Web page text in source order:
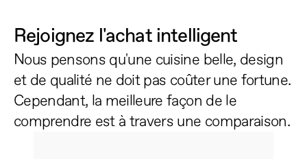
Rejoignez l'achat intelligent
Nous pensons qu'une cuisine belle, design
et de qualité ne doit pas coûter une fortune.
Cependant, la meilleure façon de le
comprendre est à travers une comparaison.